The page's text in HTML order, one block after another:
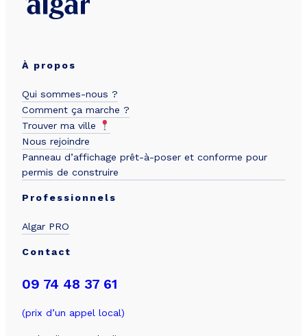
À propos
Qui sommes-nous ?
Comment ça marche ?
Trouver ma ville
Nous rejoindre
Panneau d’affichage prêt-à-poser et conforme pour
permis de construire
Professionnels
Algar PRO
Contact
09 74 48 37 61
(prix d’un appel local)